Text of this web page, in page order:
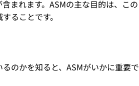
まれます。ASMの主な目的は、こ
ることです。
のかを知ると、ASMがいかに重要